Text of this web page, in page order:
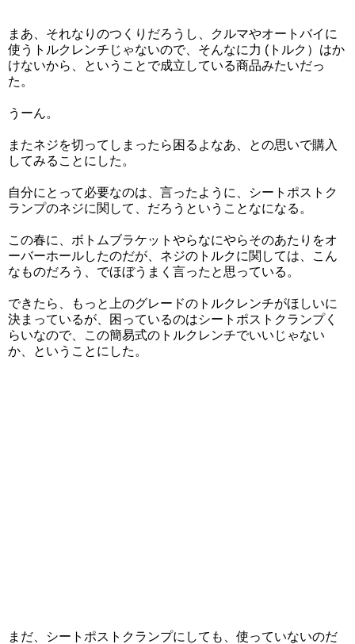
まあ、それなりのつくりだろうし、クルマやオートバイに
使うトルクレンチじゃないので、そんなに力 (トルク）はか
けないから、ということで成立している商品みたいだっ
た。
うーん。
またネジを切ってしまったら困るよなあ、との思いで購入
してみることにした。
自分にとって必要なのは、言ったように、シートポストク
ランプのネジに関して、だろうということなになる。
この春に、ボトムブラケットやらなにやらそのあたりをオ
ーバーホールしたのだが、ネジのトルクに関しては、こん
なものだろう、でほぼうまく言ったと思っている。
できたら、もっと上のグレードのトルクレンチがほしいに
決まっているが、困っているのはシートポストクランプく
らいなので、この簡易式のトルクレンチでいいじゃない
か、ということにした。
まだ、シートポストクランプにしても、使っていないのだ